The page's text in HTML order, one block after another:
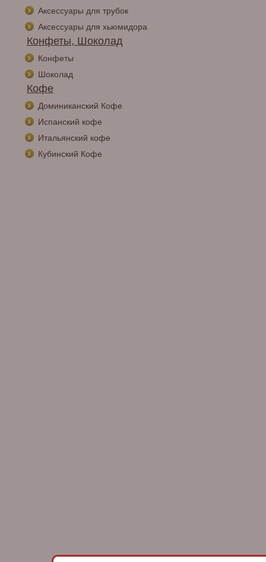
Аксессуары для трубок
Аксессуары для хьюмидора
Конфеты, Шоколад
Конфеты
Шоколад
Кофе
Доминиканский Кофе
Испанский кофе
Итальянский кофе
Кубинский Кофе